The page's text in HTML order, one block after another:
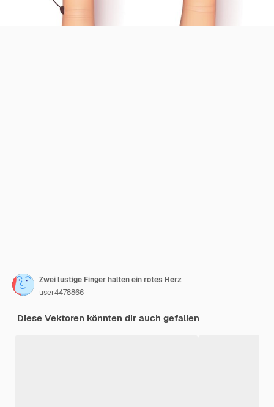
Zwei lustige Finger halten ein rotes Herz
user4478866
Diese Vektoren könnten dir auch gefallen